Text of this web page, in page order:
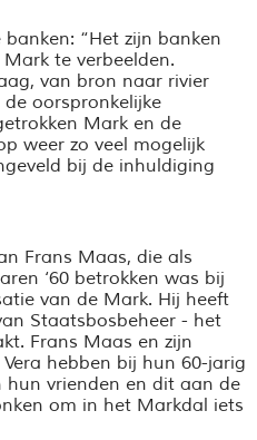
“Het zijn banken
te verbeelden.
van bron naar rivier
oorspronkelijke
Mark en de
weer zo veel mogelijk
bij de inhuldiging
Frans Maas, die als
‘60 betrokken was bij
van de Mark. Hij heeft
Staatsbosbeheer - het
Frans Maas en zijn
hebben bij hun 60-jarig
hun vrienden en dit aan de
om in het Markdal iets